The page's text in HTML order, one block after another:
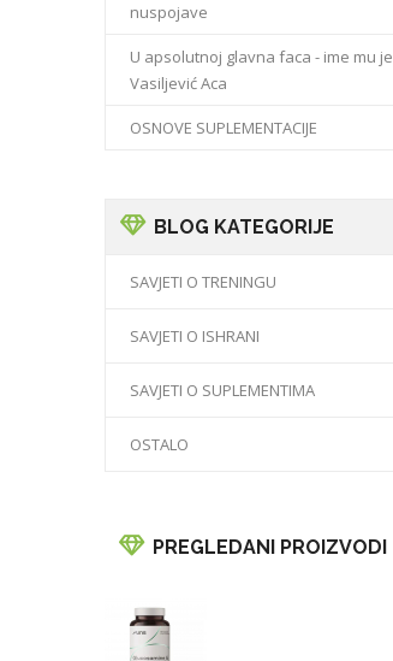
nuspojave
U apsolutnoj glavna faca - ime mu je
Vasiljević Aca
OSNOVE SUPLEMENTACIJE
BLOG KATEGORIJE
SAVJETI O TRENINGU
SAVJETI O ISHRANI
SAVJETI O SUPLEMENTIMA
OSTALO
PREGLEDANI PROIZVODI